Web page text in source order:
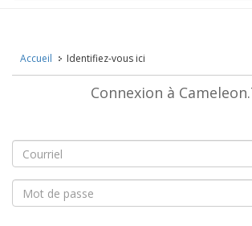
Accueil Identifiez-vous ici
Connexion à